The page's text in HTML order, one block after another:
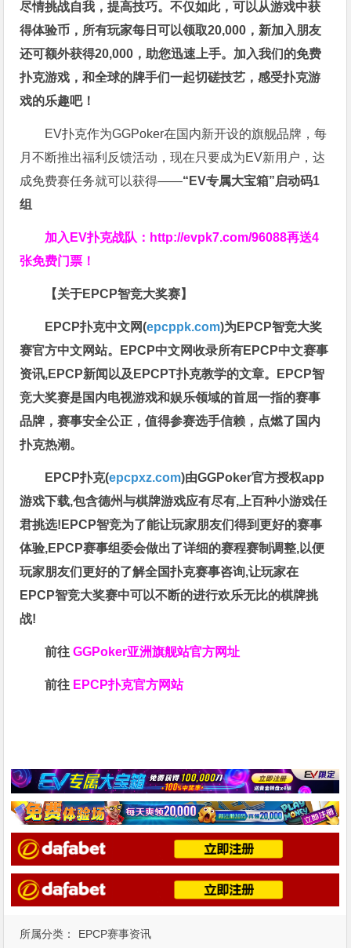
所属分类： EPCP赛事资讯
尽情挑战自我，提高技巧。不仅如此，可以从游戏中获
得体验币，所有玩家每日可以领取20,000，新加入朋友
还可额外获得20,000，助您迅速上手。 加入我们的免费
扑克游戏，和全球的牌手们一起切磋技艺，感受扑克游
戏的乐趣吧！
EV扑克作为GGPoker在国内新开设的旗舰品牌，每
月不断推出福利反馈活动，现在只要成为EV新用户，达
成免费赛任务就可以获得——“EV专属大宝箱”启动码1
组
加入EV扑克战队： http://evpk7.com/96088再送4
张免费门票！
【关于EPCP智竞大奖赛】
EPCP扑克中文网(epcppk.com)为EPCP智竞大奖
赛官方中文网站。EPCP中文网收录所有EPCP中文赛事
资讯,EPCP新闻以及EPCPT扑克教学的文章。EPCP智
竞大奖赛是国内电视游戏和娱乐领域的首屈一指的赛事
品牌，赛事安全公正，值得参赛选手信赖，点燃了国内
扑克热潮。
EPCP扑克(epcpxz.com)由GGPoker官方授权app
游戏下载,包含德州与棋牌游戏应有尽有,上百种小游戏任
君挑选!EPCP智竞为了能让玩家朋友们得到更好的赛事
体验,EPCP赛事组委会做出了详细的赛程赛制调整,以便
玩家朋友们更好的了解全国扑克赛事咨询,让玩家在
EPCP智竞大奖赛中可以不断的进行欢乐无比的棋牌挑
战!
前往GGPoker亚洲旗舰站官方网址
前往 EPCP扑克官方网站